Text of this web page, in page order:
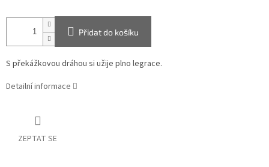
Přidat do košíku
S překážkovou dráhou si užije plno legrace.
Detailní informace
ZEPTAT SE